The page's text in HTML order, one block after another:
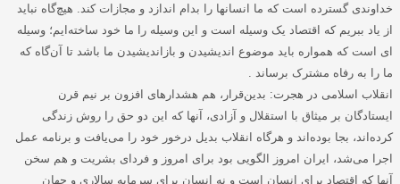
خداوندی گسترده است که ما انسانها را بدام اندازد و مجازات کند. هیچ‌گاه نباید
از یاد ببریم که اقتصاد یک وسیله است و این وسیله را ما خود ساخته‌ایم؛ وسیله
ای است که همواره باید موضوع اندیشیدن و بازاندیشیدن ما باشد تا آن‌گاه که
ما را به رفاه مشترک برساند
انقلاب اسلامی در هجرت: بدین‌قرار، هم هشدارهای افزون بر نیم قرن
ایستادگان بر میثاق با استقلال و آزادی، آنها که این دو حق را روش زندگی
کرده‌اند، بجا بوده‌اند و هرگاه انقلاب بدیل درخور خود را می‌یافت و برنامه عمل
اجرا می‌شد، ایران امروز الگویی بود برای امروز و فردای بشریت و هم سخن
آنها که اقتصاد برای انسان است و نه انسان برای سرمایه سالاری و جهان